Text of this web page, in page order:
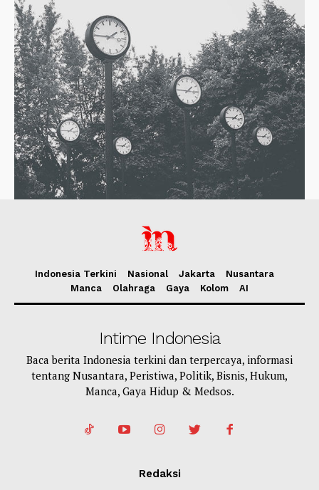
Indonesia Terkini Nasional Jakarta
Nusantara
Manca
Olahraga Gaya Kolom AI
Intime Indonesia
Baca berita Indonesia terkini dan terpercaya, informasi
tentang Nusantara, Peristiwa, Politik, Bisnis, Hukum,
Manca, Gaya Hidup & Medsos.
Redaksi